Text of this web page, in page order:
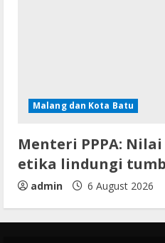
Malang dan Kota Batu
Menteri PPPA:
etika lindungi
admin 6 August 2026